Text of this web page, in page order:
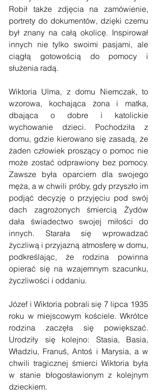
Robił także zdjęcia na zamówienie,
portrety do dokumentów, dzięki czemu
był znany na całą okolicę. Inspirował
innych nie tylko swoimi pasjami, ale
ciągłą gotowością do pomocy i
służenia radą.
Wiktoria Ulma, z domu Niemczak, to
wzorowa, kochająca żona i matka,
dbająca o dobre i katolickie
wychowanie dzieci. Pochodziła z
domu, gdzie kierowano się zasadą, że
żaden człowiek proszący o pomoc nie
może zostać odprawiony bez pomocy.
Zawsze była oparciem dla swojego
męża, a w chwili próby, gdy przyszło im
podjąć decyzję o przyjęciu pod swój
dach zagrożonych śmiercią Żydów
dała świadectwo swojej miłości do
innych. Starała się wprowadzać
życzliwą i przyjazną atmosferę w domu,
podkreślając, że rodzina powinna
opierać się na wzajemnym szacunku,
życzliwości i oddaniu.
Józef i Wiktoria pobrali się 7 lipca 1935
roku w miejscowym kościele. Wkrótce
rodzina zaczęła się powiększać.
Urodziły się kolejno: Stasia, Basia,
Władziu, Franuś, Antoś i Marysia, a w
chwili tragicznej śmierci Wiktoria była
w stanie błogosławionym z kolejnym
dzieckiem.